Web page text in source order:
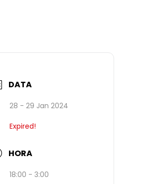
DATA
28 - 29 Jan 2024
Expired!
HORA
18:00 - 3:00